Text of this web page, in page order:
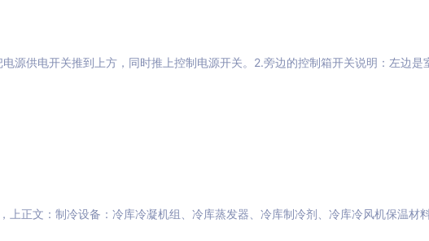
源供电开关推到上方，同时推上控制电源开关。2.旁边的控制箱开关说明：左边是
上正文：制冷设备：冷库冷凝机组、冷库蒸发器、冷库制冷剂、冷库冷风机保温材